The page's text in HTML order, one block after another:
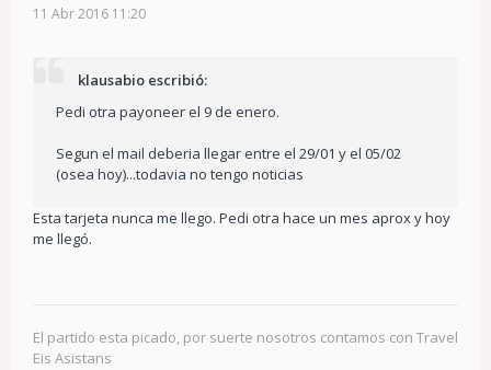
11 Abr 2016 11:20
klausabio escribió:
Pedi otra payoneer el 9 de enero.
Segun el mail deberia llegar entre el 29/01 y el 05/02
(osea hoy)...todavia no tengo noticias
Esta tarjeta nunca me llego. Pedi otra hace un mes aprox y hoy
me llegó.
El partido esta picado, por suerte nosotros contamos con Travel
Eis Asistans